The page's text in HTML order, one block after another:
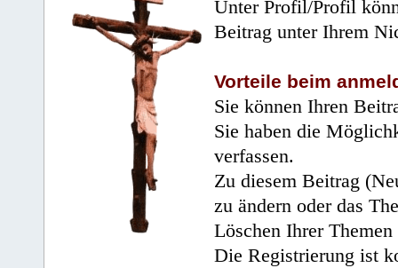
Unter Profil/Profil
Beitrag unter Ihrem
Vorteile beim
Sie können Ihren
Sie haben die
verfassen.
Zu diesem Beitrag
zu ändern oder das
Löschen Ihrer
Die Registrierung ist